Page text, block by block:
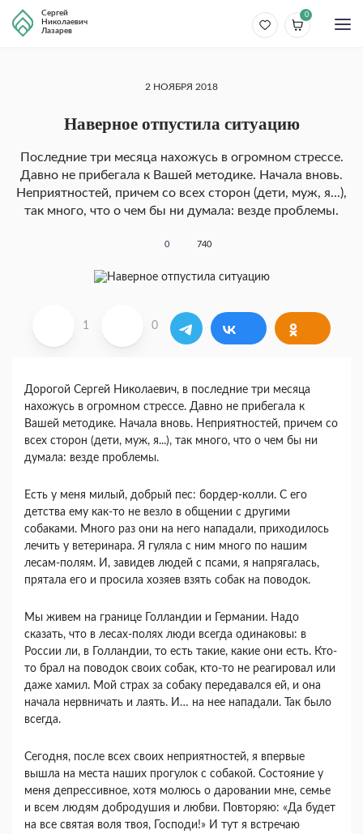
Сергей
Николаевич
Лазарев
0
2 НОЯБРЯ 2018
Наверное отпустила ситуацию
Последние три месяца нахожусь в огромном стрессе.
Давно не прибегала к Вашей методике. Начала вновь.
Неприятностей, причем со всех сторон (дети, муж, я...),
так много, что о чем бы ни думала: везде проблемы.
0 740
1 0
Дорогой Сергей Николаевич, в последние три месяца
нахожусь в огромном стрессе. Давно не прибегала к
Вашей методике. Начала вновь. Неприятностей, причем со
всех сторон (дети, муж, я...), так много, что о чем бы ни
думала: везде проблемы.
Есть у меня милый, добрый пес: бордер-колли. С его
детства ему как-то не везло в общении с другими
собаками. Много раз они на него нападали, приходилось
лечить у ветеринара. Я гуляла с ним много по нашим
лесам-полям. И, завидев людей с псами, я напрягалась,
прятала его и просила хозяев взять собак на поводок.
Мы живем на границе Голландии и Германии. Надо
сказать, что в лесах-полях люди всегда одинаковы: в
России ли, в Голландии, то есть такие, какие они есть. Кто-
то брал на поводок своих собак, кто-то не реагировал или
даже хамил. Мой страх за собаку передавался ей, и она
начала нервничать и лаять. И… на нее нападали. Так было
всегда.
Сегодня, после всех своих неприятностей, я впервые
вышла на места наших прогулок с собакой. Состояние у
меня депрессивное, хотя молюсь о даровании мне, семье
и всем людям добродушия и любви. Повторяю: «Да будет
на все святая воля твоя, Господи!» И тут я встречаю